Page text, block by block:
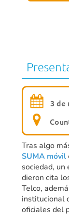
3 de
Tras algo
SUMA móvil
sociedad, un
dieron cita
Telco,
institucional
oficiales del